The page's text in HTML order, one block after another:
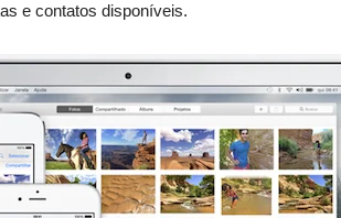
e contatos disponíveis.